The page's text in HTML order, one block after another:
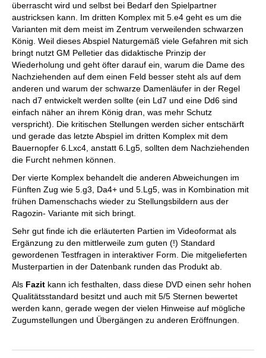
überrascht wird und selbst bei Bedarf den Spielpartner
austricksen kann. Im dritten Komplex mit 5.e4 geht es um die
Varianten mit dem meist im Zentrum verweilenden schwarzen
König. Weil dieses Abspiel Naturgemäß viele Gefahren mit sich
bringt nutzt GM Pelletier das didaktische Prinzip der
Wiederholung und geht öfter darauf ein, warum die Dame des
Nachziehenden auf dem einen Feld besser steht als auf dem
anderen und warum der schwarze Damenläufer in der Regel
nach d7 entwickelt werden sollte (ein Ld7 und eine Dd6 sind
einfach näher an ihrem König dran, was mehr Schutz
verspricht). Die kritischen Stellungen werden sicher entschärft
und gerade das letzte Abspiel im dritten Komplex mit dem
Bauernopfer 6.Lxc4, anstatt 6.Lg5, sollten dem Nachziehenden
die Furcht nehmen können.
Der vierte Komplex behandelt die anderen Abweichungen im
Fünften Zug wie 5.g3, Da4+ und 5.Lg5, was in Kombination mit
frühen Damenschachs wieder zu Stellungsbildern aus der
Ragozin- Variante mit sich bringt.
Sehr gut finde ich die erläuterten Partien im Videoformat als
Ergänzung zu den mittlerweile zum guten (!) Standard
gewordenen Testfragen in interaktiver Form. Die mitgelieferten
Musterpartien in der Datenbank runden das Produkt ab.
Als Fazit kann ich festhalten, dass diese DVD einen sehr hohen
Qualitätsstandard besitzt und auch mit 5/5 Sternen bewertet
werden kann, gerade wegen der vielen Hinweise auf mögliche
Zugumstellungen und Übergängen zu anderen Eröffnungen.